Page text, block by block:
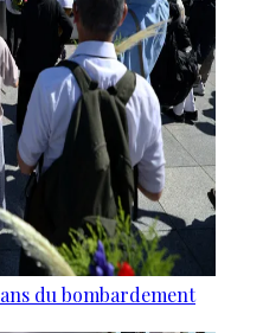
du bombardement